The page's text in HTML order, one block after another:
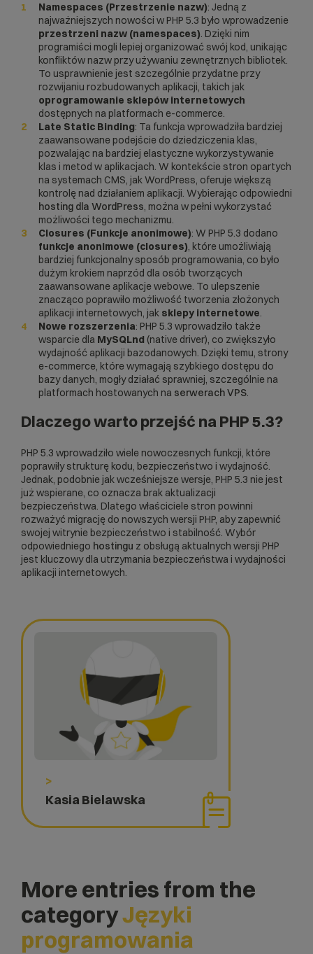
>
Kasia Bielawska
Namespaces (Przestrzenie nazw): Jedną z
najważniejszych nowości w PHP 5.3 było wprowadzenie
przestrzeni nazw (namespaces). Dzięki nim
programiści mogli lepiej organizować swój kod, unikając
konfliktów nazw przy używaniu zewnętrznych bibliotek.
To usprawnienie jest szczególnie przydatne przy
rozwijaniu rozbudowanych aplikacji, takich jak
oprogramowanie sklepów internetowych
dostępnych na platformach e-commerce.
Late Static Binding: Ta funkcja wprowadziła bardziej
zaawansowane podejście do dziedziczenia klas,
pozwalając na bardziej elastyczne wykorzystywanie
klas i metod w aplikacjach. W kontekście stron opartych
na systemach CMS, jak WordPress, oferuje większą
kontrolę nad działaniem aplikacji. Wybierając odpowiedni
hosting dla WordPress, można w pełni wykorzystać
możliwości tego mechanizmu.
Closures (Funkcje anonimowe): W PHP 5.3 dodano
funkcje anonimowe (closures), które umożliwiają
bardziej funkcjonalny sposób programowania, co było
dużym krokiem naprzód dla osób tworzących
zaawansowane aplikacje webowe. To ulepszenie
znacząco poprawiło możliwość tworzenia złożonych
aplikacji internetowych, jak sklepy internetowe.
Nowe rozszerzenia: PHP 5.3 wprowadziło także
wsparcie dla MySQLnd (native driver), co zwiększyło
wydajność aplikacji bazodanowych. Dzięki temu, strony
e-commerce, które wymagają szybkiego dostępu do
bazy danych, mogły działać sprawniej, szczególnie na
platformach hostowanych na serwerach VPS.
Dlaczego warto przejść na PHP 5.3?
PHP 5.3 wprowadziło wiele nowoczesnych funkcji, które
poprawiły strukturę kodu, bezpieczeństwo i wydajność.
Jednak, podobnie jak wcześniejsze wersje, PHP 5.3 nie jest
już wspierane, co oznacza brak aktualizacji
bezpieczeństwa. Dlatego właściciele stron powinni
rozważyć migrację do nowszych wersji PHP, aby zapewnić
swojej witrynie bezpieczeństwo i stabilność. Wybór
odpowiedniego hostingu z obsługą aktualnych wersji PHP
jest kluczowy dla utrzymania bezpieczeństwa i wydajności
aplikacji internetowych.
More entries from the
categoryJęzyki
programowania